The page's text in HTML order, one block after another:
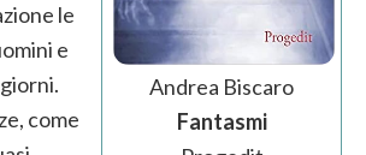
Andrea Biscaro
Fantasmi
le
e
come